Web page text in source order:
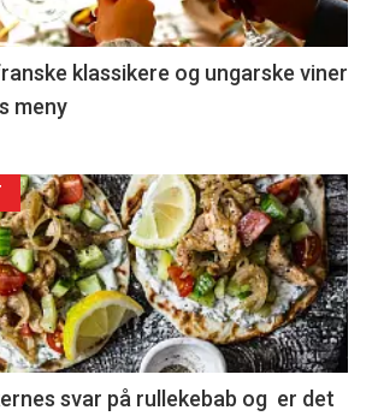
klassikere og ungarske viner
meny
svar på rullekebab og er det